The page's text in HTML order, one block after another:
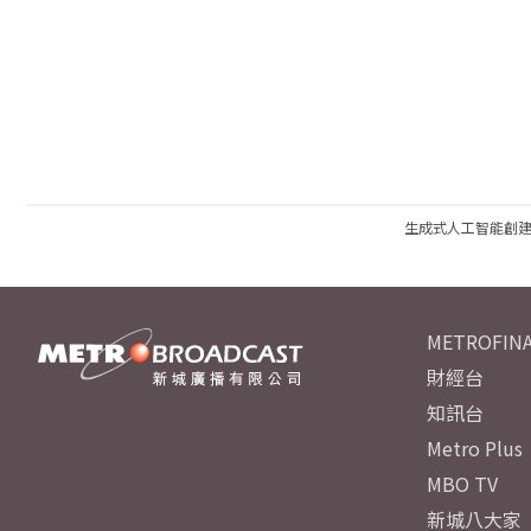
生成式人工智能創
財經台
知訊台
Metro Plus
MBO TV
新城八大家